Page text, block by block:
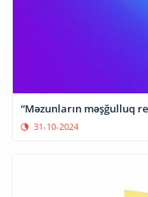
“Məzunların məşğulluq
31-10-2024